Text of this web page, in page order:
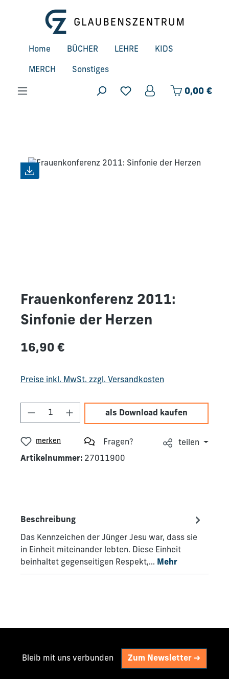
Zum Hauptinhalt springen
Home BÜCHER LEHRE KIDS
MERCH Sonstiges
0,00 €
Frauenkonferenz 2011:
Sinfonie der Herzen
Regulärer Preis:
16,90 €
Preise inkl. MwSt. zzgl. Versandkosten
Produkt Anzahl: Gib den gewünschten
als Download kaufen
merken Fragen?
teilen
Artikelnummer: 27011900
Beschreibung
Das Kennzeichen der Jünger Jesu war, dass sie
in Einheit miteinander lebten. Diese Einheit
beinhaltet gegenseitigen Respekt,… Mehr
Bleib mit uns verbunden Zum Newsletter ->